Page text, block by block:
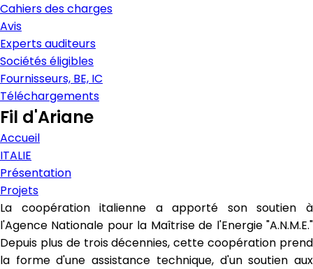
Cahiers des charges
Avis
Experts auditeurs
Sociétés éligibles
Fournisseurs, BE, IC
Téléchargements
Fil d'Ariane
Accueil
ITALIE
Présentation
Projets
La coopération italienne a apporté son soutien à
l'Agence Nationale pour la Maîtrise de l'Energie "A.N.M.E."
Depuis plus de trois décennies, cette coopération prend
la forme d'une assistance technique, d'un soutien aux